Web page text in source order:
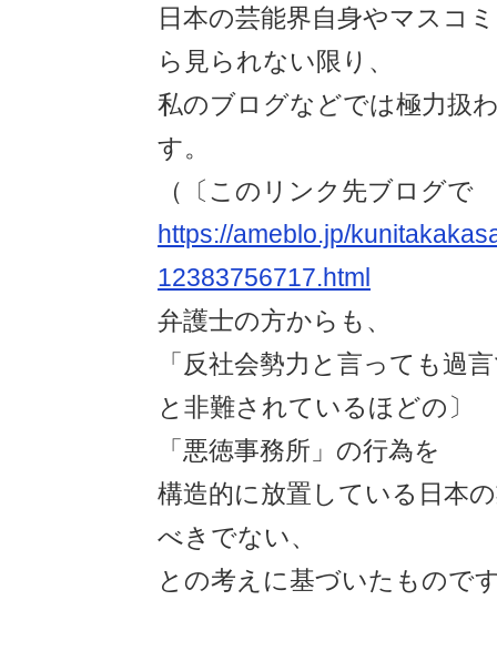
日本の芸能界自身やマスコ
ら見られない限り、
私のブログなどでは極力扱
す。
（〔このリンク先ブログで
https://ameblo.jp/
12383756717.html
弁護士の方からも、
「反社会勢力と言っても過
と非難されているほどの〕
「悪徳事務所」の行為を
構造的に放置している日本
べきでない、
との考えに基づいたもので